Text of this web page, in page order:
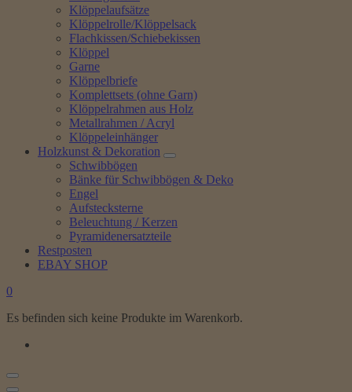
Klöppelaufsätze
Klöppelrolle/Klöppelsack
Flachkissen/Schiebekissen
Klöppel
Garne
Klöppelbriefe
Komplettsets (ohne Garn)
Klöppelrahmen aus Holz
Metallrahmen / Acryl
Klöppeleinhänger
Holzkunst & Dekoration
Schwibbögen
Bänke für Schwibbögen & Deko
Engel
Aufstecksterne
Beleuchtung / Kerzen
Pyramidenersatzteile
Restposten
EBAY SHOP
0
Es befinden sich keine Produkte im Warenkorb.